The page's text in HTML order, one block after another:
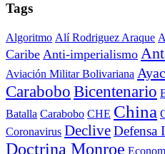
Tags
Algoritmo Alí Rodriguez Araque
Caribe Anti-imperialismo
Aviación Militar Bolivariana
Carabobo Bicentenario
Batalla Carabobo CHE China
Coronavirus DecliveDefensa
Doctrina Monroe